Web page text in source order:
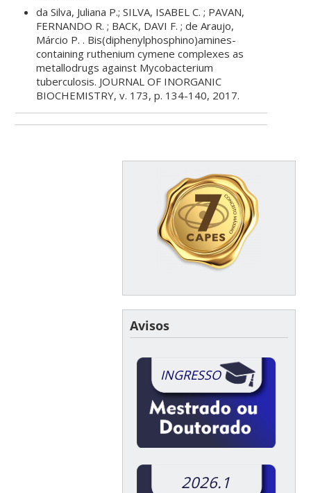
da Silva, Juliana P.; SILVA, ISABEL C. ; PAVAN,
FERNANDO R. ; BACK, DAVI F. ; de Araujo,
Márcio P. . Bis(diphenylphosphino)amines-
containing ruthenium cymene complexes as
metallodrugs against Mycobacterium
tuberculosis. JOURNAL OF INORGANIC
BIOCHEMISTRY, v. 173, p. 134-140, 2017.
Avisos
INGRESSO
2026.1